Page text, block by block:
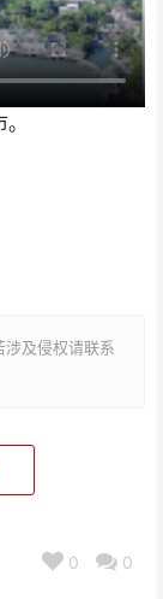
及侵权请联系
0 0